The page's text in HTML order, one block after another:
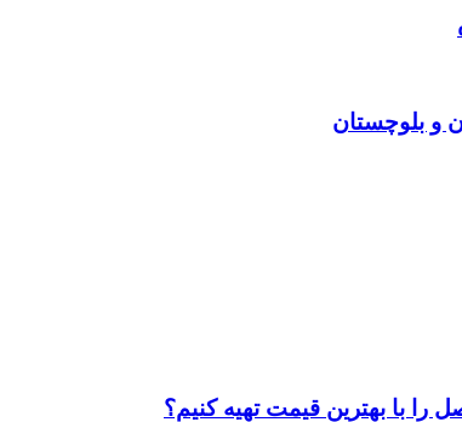
را با بهترین قیمت تهیه کنیم؟